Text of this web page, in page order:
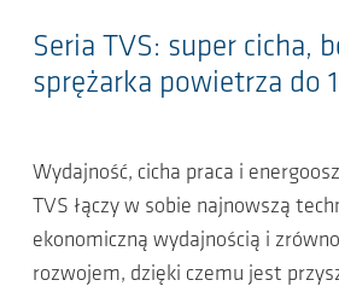
Seria TVS: super cicha,
sprężarka powietrza do
Wydajność, cicha praca i
TVS łączy w sobie najnowszą
ekonomiczną wydajnością i
rozwojem, dzięki czemu jest